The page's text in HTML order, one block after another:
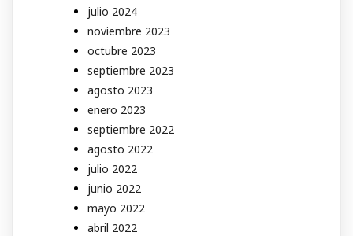
julio 2024
noviembre 2023
octubre 2023
septiembre 2023
agosto 2023
enero 2023
septiembre 2022
agosto 2022
julio 2022
junio 2022
mayo 2022
abril 2022